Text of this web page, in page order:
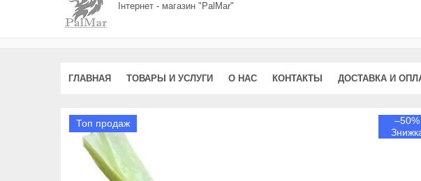
Інтернет - магазин "PalMar"
ГЛАВНАЯ ТОВАРЫ И УСЛУГИ О НАС КОНТАКТЫ ДОСТАВКА И
Топ продаж –50%